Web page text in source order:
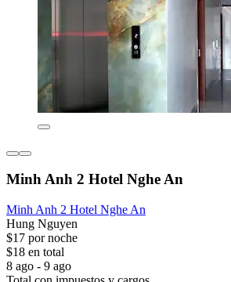
Minh Anh 2 Hotel Nghe An
Minh Anh 2 Hotel Nghe An
Hung Nguyen
$17 por noche
$18 en total
8 ago - 9 ago